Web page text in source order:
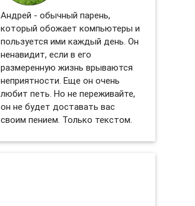
Андрей - обычный парень,
который обожает компьютеры и
пользуется ими каждый день. Он
ненавидит, если в его
размеренную жизнь врываются
неприятности. Еще он очень
любит петь. Но не переживайте,
он не будет доставать вас
своим пением. Только текстом.